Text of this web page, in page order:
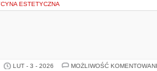
ESTETYCZNA
LUT - 3 - 2026 MOŻLIWOŚĆ